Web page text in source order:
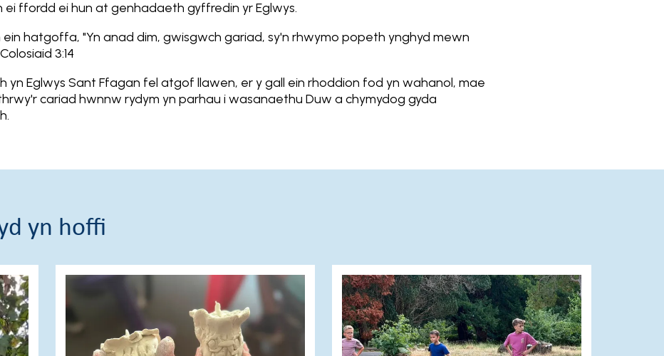
ei ffordd ei hun at genhadaeth gyffredin yr Eglwys.
ein hatgoffa, "Yn anad dim, gwisgwch gariad, sy'n rhwymo popeth ynghyd mewn
3:14
yn Eglwys Sant Ffagan fel atgof llawen, er y gall ein rhoddion fod yn wahanol, mae
cariad hwnnw rydym yn parhau i wasanaethu Duw a chymydog gyda
yn hoffi